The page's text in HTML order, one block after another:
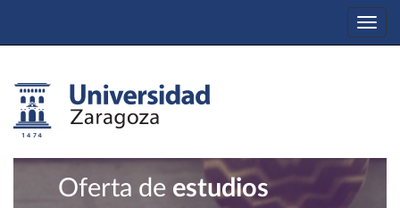
Oferta de estudios